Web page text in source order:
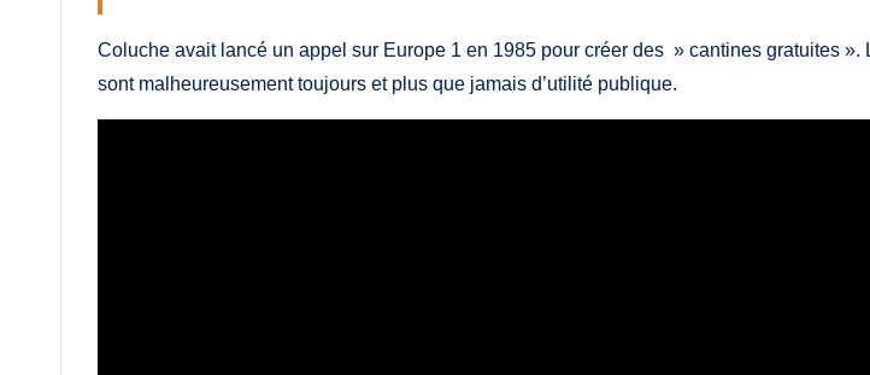
Coluche avait lancé un appel sur Europe 1 en 1985 pour créer des » cantines gratuites
sont malheureusement toujours et plus que jamais d’utilité publique.